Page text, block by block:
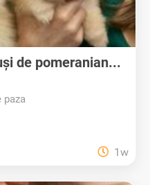
de pomeranian...
paza
1w